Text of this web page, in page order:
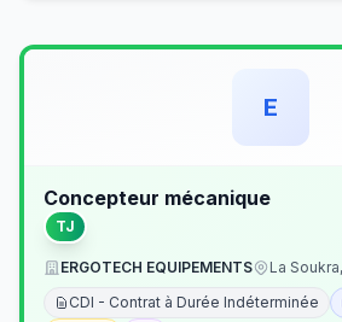
E
Concepteur mécanique
TJ
ERGOTECH EQUIPEMENTS
La
CDI - Contrat à Durée Indéterminée